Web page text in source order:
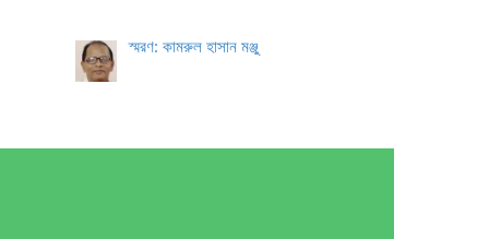
স্মরণ: কামরুল হাসান মঞ্জু